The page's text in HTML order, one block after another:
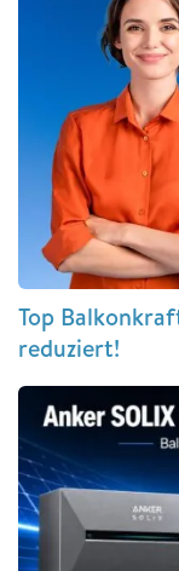
Top
reduziert!